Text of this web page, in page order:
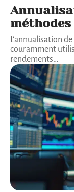
L'annualisation
couramment
rendements…